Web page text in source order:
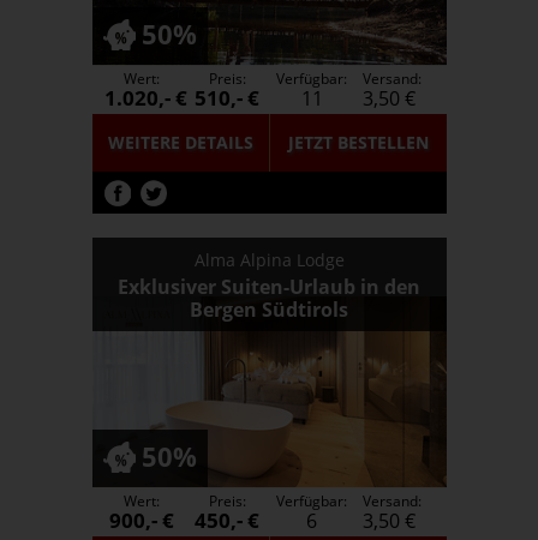
50%
WEITERE DETAILS JETZTBESTELLEN
Wert:
1.020,- €
Preis:
510,- €
Verfügbar:
11
Versand:
3,50 €
Alma Alpina Lodge
Exklusiver Suiten-Urlaub in den
Bergen Südtirols
50%
Wert:
900,- €
Preis:
450,- €
Verfügbar:
6
Versand:
3,50 €